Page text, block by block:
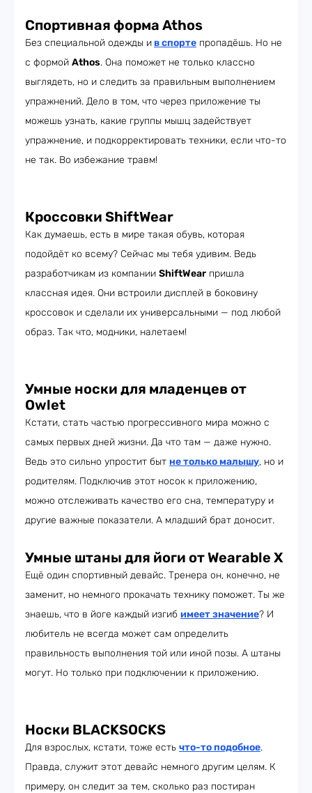
Спортивная форма Athos
Без специальной одежды ив спорте пропадёшь. Но не
с формой Athos. Она поможет не только классно
выглядеть, но и следить за правильным выполнением
упражнений. Дело в том, что через приложение ты
можешь узнать, какие группы мышц задействует
упражнение, и подкорректировать техники, если что-то
не так. Во избежание травм!
Кроссовки ShiftWear
Как думаешь, есть в мире такая обувь, которая
подойдёт ко всему? Сейчас мы тебя удивим. Ведь
разработчикам из компании ShiftWear пришла
классная идея. Они встроили дисплей в боковину
кроссовок и сделали их универсальными — под любой
образ. Так что, модники, налетаем!
Умные носки для младенцев от
Owlet
Кстати, стать частью прогрессивного мира можно с
самых первых дней жизни. Да что там — даже нужно.
Ведь это сильно упростит быт не только малышу, но и
родителям. Подключив этот носок к приложению,
можно отслеживать качество его сна, температуру и
другие важные показатели. А младший брат доносит.
Умные штаны для йоги от Wearable X
Ещё один спортивный девайс. Тренера он, конечно, не
заменит, но немного прокачать технику поможет. Ты же
знаешь, что в йоге каждый изгиб имеет значение? И
любитель не всегда может сам определить
правильность выполнения той или иной позы. А штаны
могут. Но только при подключении к приложению.
Носки BLACKSOCKS
Для взрослых, кстати, тоже есть что-то подобное.
Правда, служит этот девайс немного другим целям. К
примеру, он следит за тем, сколько раз постиран